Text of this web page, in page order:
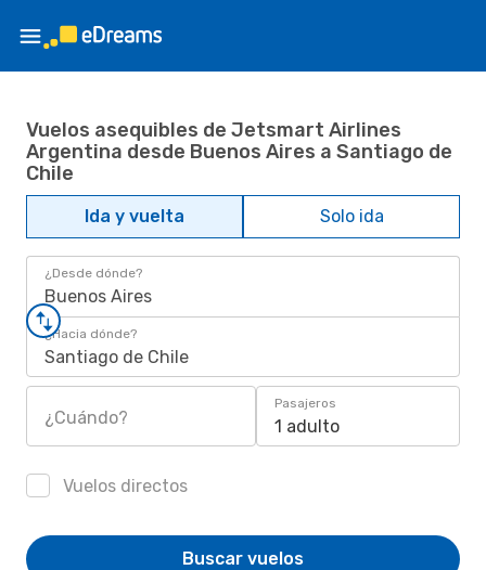
Vuelos asequibles de Jetsmart Airlines
Argentina desde Buenos Aires a Santiago de
Chile
Ida y vuelta Solo ida
¿Desde dónde?
Buenos Aires
¿Hacia dónde?
Santiago de Chile
¿Cuándo?
Pasajeros
1 adulto
Vuelos directos
Buscar vuelos